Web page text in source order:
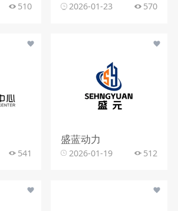
510 2026-01-23 570
541
盛蓝动力
2026-01-19 512